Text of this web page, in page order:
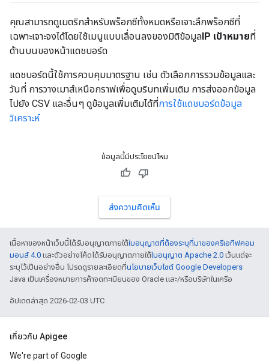
คุณสามารถดูเมตริกสําหรับพร็อกซีทั้งหมดหรือเจาะลึกพร็อกซีที่
เฉพาะเจาะจงได้โดยใช้เมนูแบบเลื่อนลงของมิติข้อมูลIP เป้าหมายที่
ด้านบนของหน้าแดชบอร์ด
แดชบอร์ดนี้ใช้การควบคุมมาตรฐาน เช่น ตัวเลือกการรวมข้อมูลและ
วันที่ การวางเมาส์เหนือกราฟเพื่อดูบริบทเพิ่มเติม การส่งออกข้อมูล
ไปยัง CSV และอื่นๆ ดูข้อมูลเพิ่มเติมได้ที่การใช้แดชบอร์ดข้อมูล
วิเคราะห์
ข้อมูลนี้มีประโยชน์ไหม
ส่งความคิดเห็น
เนื้อหาของหน้าเว็บนี้ได้รับอนุญาตภายใต้ใบอนุญาตที่ต้องระบุที่มาของครีเอทีฟคอม
มอนส์ 4.0 และตัวอย่างโค้ดได้รับอนุญาตภายใต้ใบอนุญาต Apache 2.0 เว้นแต่จะ
ระบุไว้เป็นอย่างอื่น โปรดดูรายละเอียดที่นโยบายเว็บไซต์ Google Developers
Java เป็นเครื่องหมายการค้าจดทะเบียนของ Oracle และ/หรือบริษัทในเครือ
อัปเดตล่าสุด 2026-02-03 UTC
เกี่ยวกับ Apigee
We're part of Google